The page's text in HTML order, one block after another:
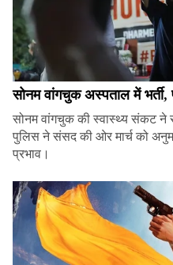
सोनम वांगचुक अस्पताल में
सोनम वांगचुक की स्वास्थ्य संकट ने
पुलिस ने संसद की ओर मार्च को
प्रभाव।